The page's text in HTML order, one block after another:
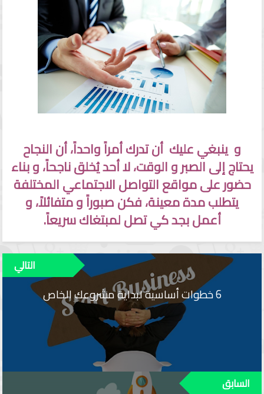
و ينبغي عليك أن تدرك أمراً واحداً، أن النجاح
يحتاج إلى الصبر و الوقت، لا أحد يُخلق ناجحاً، و بناء
حضور على مواقع التواصل الاجتماعي المختلفة
يتطلب مدة معينة، فكن صبوراً و متفائلاً، و
أعمل بجد كي تصل لمبتغاك سريعاً.
6 خطوات أساسية لبداية مشروعك الخاص